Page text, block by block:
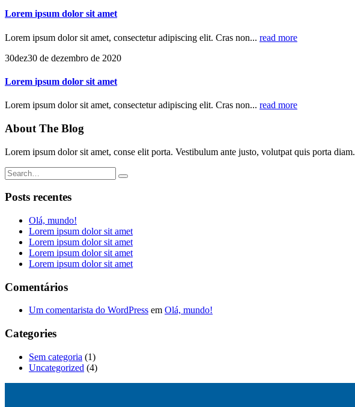
Lorem ipsum dolor sit amet
Lorem ipsum dolor sit amet, consectetur adipiscing elit. Cras non... read more
30dez30 de dezembro de 2020
Lorem ipsum dolor sit amet
Lorem ipsum dolor sit amet, consectetur adipiscing elit. Cras non... read more
About The Blog
Lorem ipsum dolor sit amet, conse elit porta. Vestibulum ante justo, volutpat quis porta diam.
Posts recentes
Olá, mundo!
Lorem ipsum dolor sit amet
Lorem ipsum dolor sit amet
Lorem ipsum dolor sit amet
Lorem ipsum dolor sit amet
Comentários
Um comentarista do WordPress em Olá, mundo!
Categories
Sem categoria (1)
Uncategorized (4)